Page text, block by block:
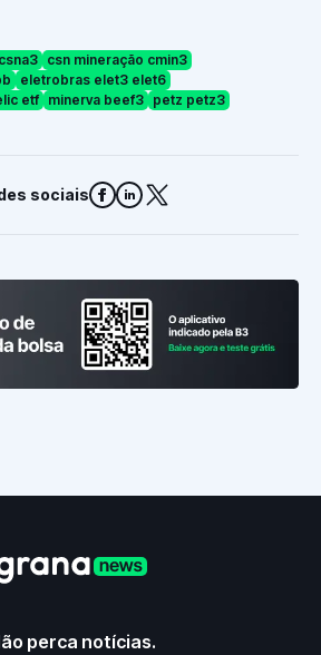
csn mineração cmin3
eletrobras elet3 elet6
etf minerva beef3 petz petz3
sociais
perca notícias.